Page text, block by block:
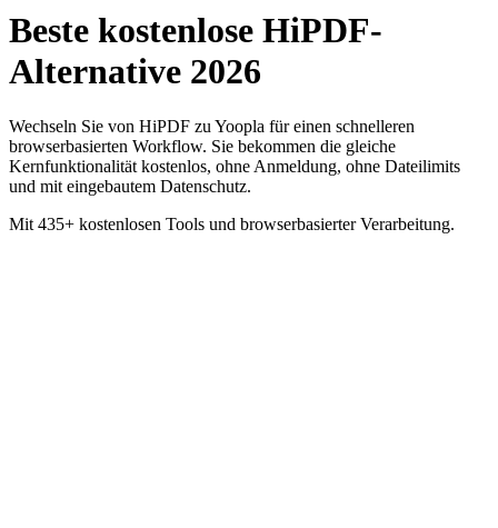
Beste kostenlose HiPDF-
Alternative 2026
Wechseln Sie von HiPDF zu Yoopla für einen schnelleren
browserbasierten Workflow. Sie bekommen die gleiche
Kernfunktionalität kostenlos, ohne Anmeldung, ohne Dateilimits
und mit eingebautem Datenschutz.
Mit 435+ kostenlosen Tools und browserbasierter Verarbeitung.